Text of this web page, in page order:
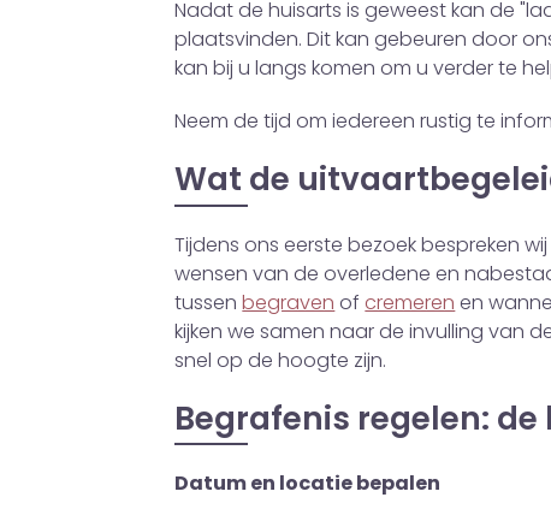
Nadat de huisarts is geweest kan de
plaatsvinden. Dit kan gebeuren door
kan bij u langs komen om u verder te
Neem de tijd om iedereen rustig te
Wat de
Tijdens ons eerste bezoek bespreken
wensen van de overledene en
tussenbegraven ofcremeren en
kijken we samen naar de invulling van
snel op de hoogte zijn.
Begrafenis regelen:
Datum en locatie bepalen